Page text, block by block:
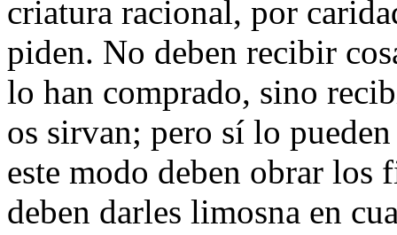
criatura racional, por
piden. No deben recibir
lo han comprado, sino
os sirvan; pero sí lo
este modo deben obrar los
deben darles limosna en